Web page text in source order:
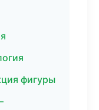
фигуры